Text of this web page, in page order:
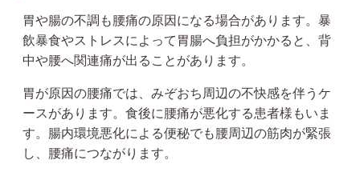
胃や腸の不調も腰痛の原因になる場合があります。暴
飲暴食やストレスによって胃腸へ負担がかかると、背
中や腰へ関連痛が出ることがあります。
胃が原因の腰痛では、みぞおち周辺の不快感を伴うケ
ースがあります。食後に腰痛が悪化する患者様もいま
す。腸内環境悪化による便秘でも腰周辺の筋肉が緊張
し、腰痛につながります。